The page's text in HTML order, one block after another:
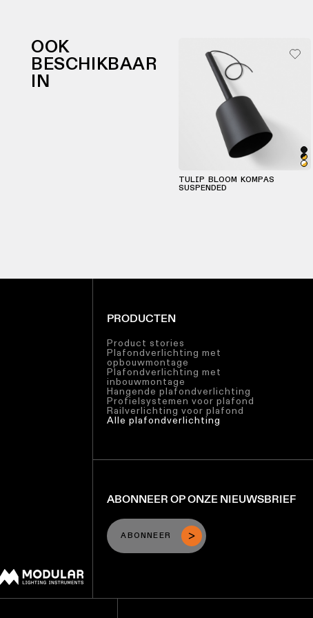
OOK
BESCHIKBAAR
IN
TULIP BLOOM KOMPAS
SUSPENDED
PRODUCTEN
Product stories
Plafondverlichting met
opbouwmontage
Plafondverlichting met
inbouwmontage
Hangende plafondverlichting
Profielsystemen voor plafond
Railverlichting voor plafond
Alle plafondverlichting
ABONNEER OP ONZE NIEUWSBRIEF
ABONNEER